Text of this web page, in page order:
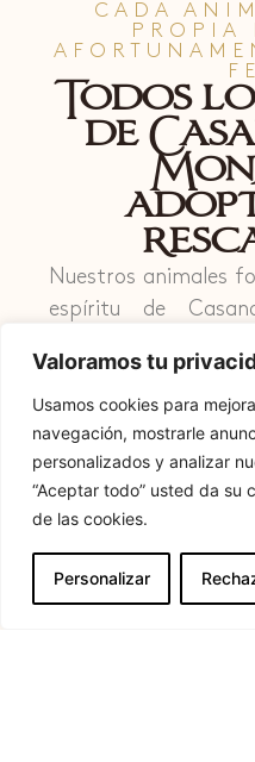
Valoramos tu
Usamos cookies para
navegación, mostrarle
personalizados y analizar
“Aceptar todo” usted da su
de las cookies.
Personalizar
CADA
PROPIA
Todos
de
Nuestros animales
espíritu de
necesitado ayuda,
necesarios para
siempre que sea
libertad. Cada uno
respeto y el tiempo
Al realizar una
no solo disfrutas